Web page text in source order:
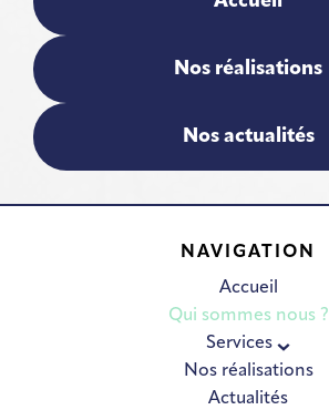
Nos réalisations
Nos actualités
NAVIGATION
Accueil
Qui sommes nous ?
Services
Nos réalisations
Actualités